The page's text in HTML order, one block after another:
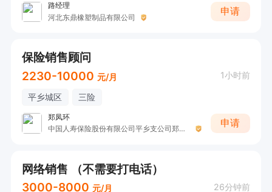
路经理
河北东鼎橡塑制品有限公司
申请
保险销售顾问
2230-10000 元/月 1小时前
平乡城区 三险
郑凤环
中国人寿保险股份有限公司平乡支公司郑凤环
申请
网络销售 （不需要打电话）
3000-8000 元/月 26分钟前